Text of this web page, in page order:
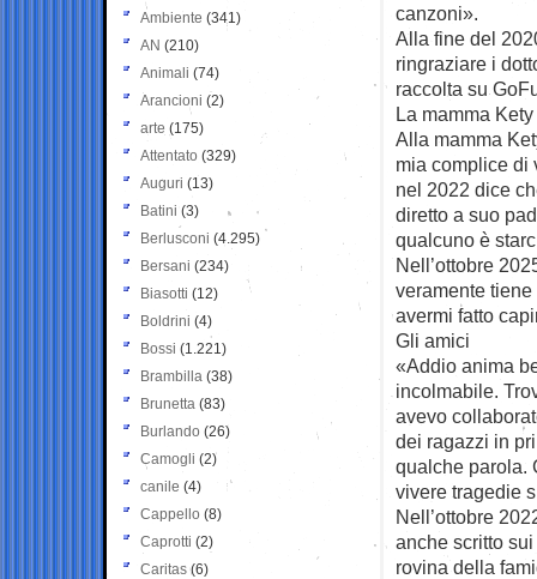
canzoni».
Alla fine del
ringraziare i
raccolta su
La mamma Kety
Alla mamma
mia complice di
nel 2022 dice
diretto a suo
qualcuno è
Nell’ottobre
veramente
avermi fatto
Gli amici
«Addio anima
incolmabile.
avevo
dei ragazzi in
qualche parola.
vivere tragedie
Nell’ottobre
anche scritto
rovina della
Ambiente (341)
AN (210)
Animali (74)
Arancioni (2)
arte (175)
Attentato (329)
Auguri (13)
Batini (3)
Berlusconi (4.295)
Bersani (234)
Biasotti (12)
Boldrini (4)
Bossi (1.221)
Brambilla (38)
Brunetta (83)
Burlando (26)
Camogli (2)
canile (4)
Cappello (8)
Caprotti (2)
Caritas (6)